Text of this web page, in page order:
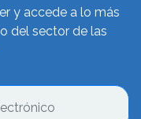
y accede a lo más
del sector de las